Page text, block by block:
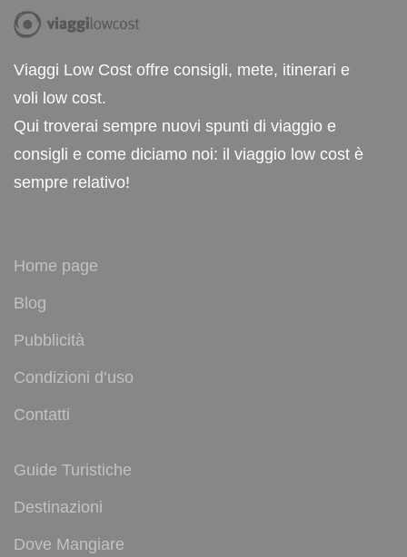
Viaggi Low Cost offre consigli, mete, itinerari e
voli low cost.
Qui troverai sempre nuovi spunti di viaggio e
consigli e come diciamo noi: il viaggio low cost è
sempre relativo!
Home page
Blog
Pubblicità
Condizioni d’uso
Contatti
Guide Turistiche
Destinazioni
Dove Mangiare